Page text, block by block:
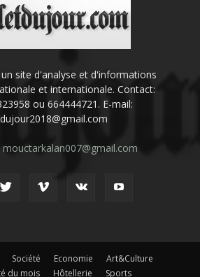
site d'analyse et d'informations
et internationale. Contact:
ou 664444721. E-mail:
mouctarkalan007@gmail.com
Société Economie
Art&Culture
du mois
Hôtellerie Sports